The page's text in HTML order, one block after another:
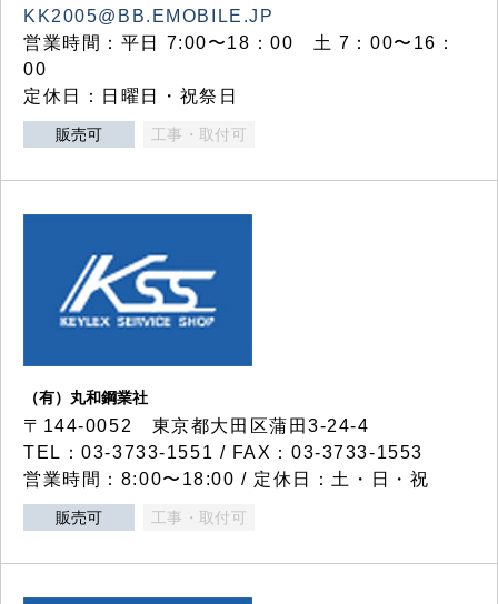
KK2005@BB.EMOBILE.JP
営業時間：平日 7:00〜18：00 土 7：00〜16：
00
定休日：日曜日・祝祭日
販売可 工事・取付可
（有）丸和鋼業社
〒144-0052 東京都大田区蒲田3-24-4
TEL：03-3733-1551 / FAX：03-3733-1553
営業時間：8:00〜18:00 / 定休日：土・日・祝
販売可 工事・取付可